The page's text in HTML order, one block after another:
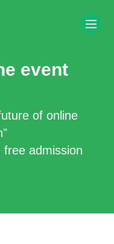
event
of online
admission